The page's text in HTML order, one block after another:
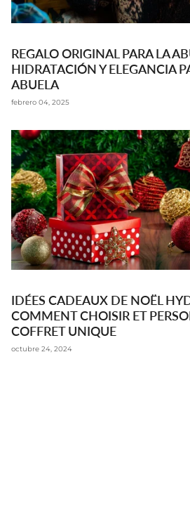
REGALO ORIGINAL PARA LA
HIDRATACIÓN Y ELEGANCIA
ABUELA
febrero 04, 2025
IDÉES CADEAUX DE NOËL
COMMENT CHOISIR ET
COFFRET UNIQUE
octubre 24, 2024